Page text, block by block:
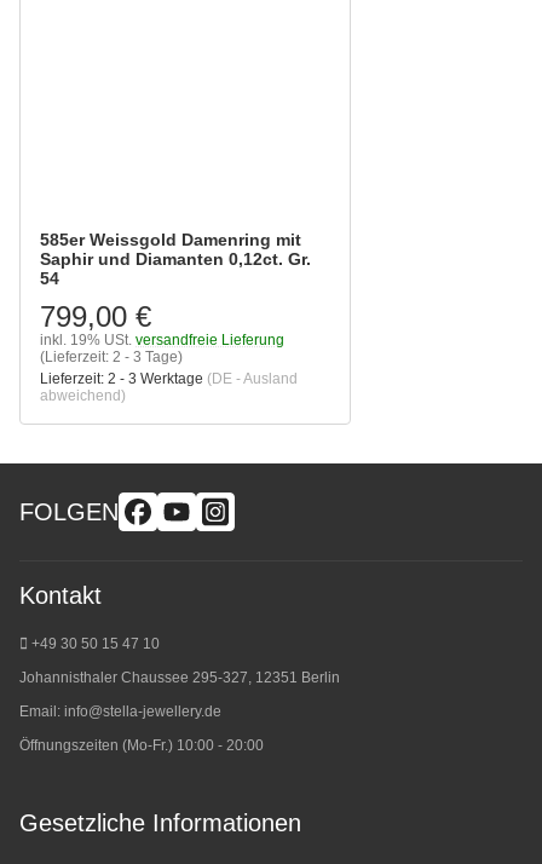
585er Weissgold Damenring mit
Saphir und Diamanten 0,12ct. Gr.
54
799,00 €
inkl. 19% USt. versandfreie Lieferung
(Lieferzeit: 2 - 3 Tage)
Lieferzeit: 2 - 3 Werktage (DE - Ausland
abweichend)
FOLGEN
Kontakt
+49 30 50 15 47 10
Johannisthaler Chaussee 295-327, 12351 Berlin
Email: info@stella-jewellery.de
Öffnungszeiten (Mo-Fr.) 10:00 - 20:00
Gesetzliche Informationen